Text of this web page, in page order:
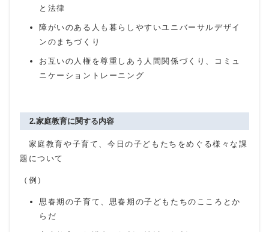
と法律
障がいのある人も暮らしやすいユニバーサルデザイ
ンのまちづくり
お互いの人権を尊重しあう人間関係づくり、コミュ
ニケーショントレーニング
2.家庭教育に関する内容
家庭教育や子育て、今日の子どもたちをめぐる様々な課
題について
（例）
思春期の子育て、思春期の子どもたちのこころとか
らだ